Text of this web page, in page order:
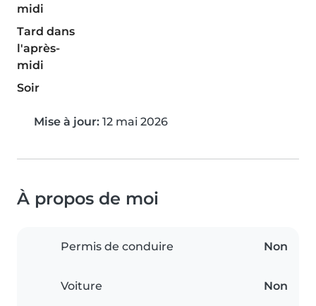
midi
Tard dans
l'après-
midi
Soir
Mise à jour: 12 mai 2026
À propos de moi
Permis de conduire Non
Voiture Non